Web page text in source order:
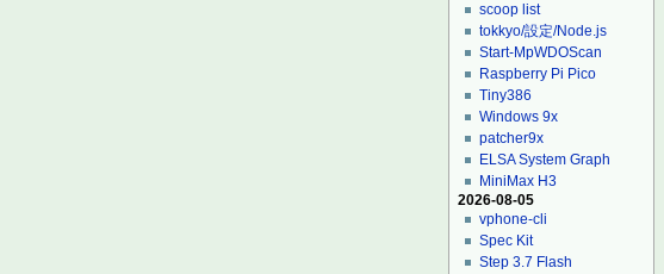
scoop list
tokkyo/設定/Node.js
Start-MpWDOScan
Raspberry Pi Pico
Tiny386
Windows 9x
patcher9x
ELSA System Graph
MiniMax H3
2026-08-05
vphone-cli
Spec Kit
Step 3.7 Flash